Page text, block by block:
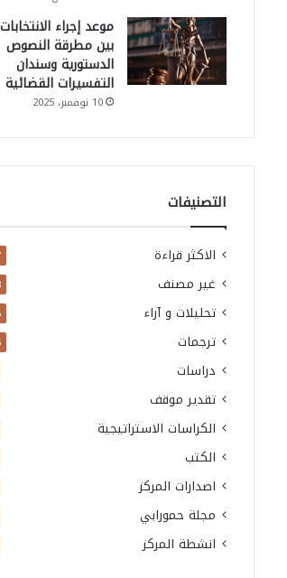
موعد إجراء الانتخابات
بين مطرقة النصوص
الدستورية وسندان
التفسيرات القضائية
10 نوفمبر، 2025
التصنيفات
الاكثر قراءة
غير مصنف
تحليلات و آراء
ترجمات
دراسات
تقدير موقف
الكراسات الاستراتيجية
الكتب
اصدارات المركز
مجلة حمورابي
انشطة المركز